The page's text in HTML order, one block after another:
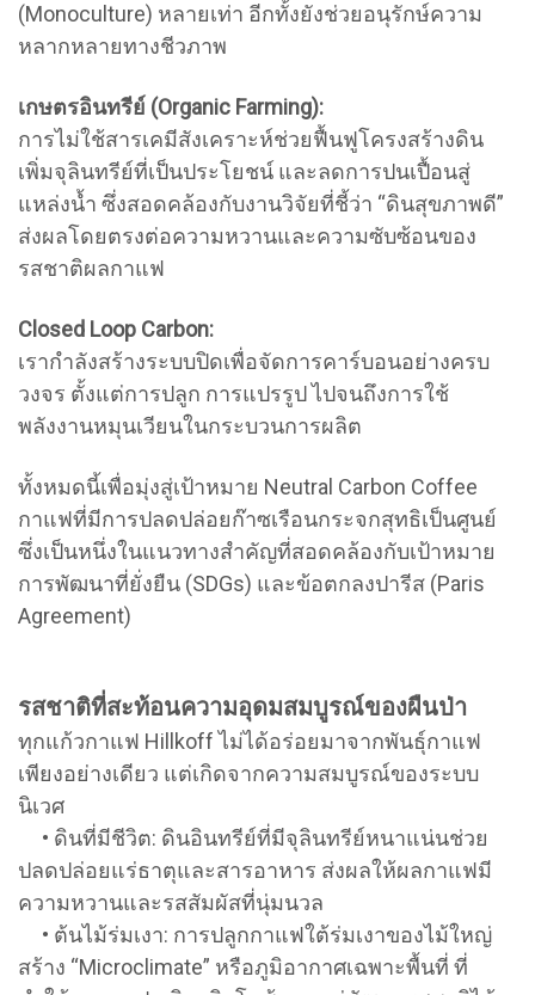
(Monoculture) หลายเท่า อีกทั้งยังช่วยอนุรักษ์ความ
หลากหลายทางชีวภาพ
เกษตรอินทรีย์ (Organic Farming):
การไม่ใช้สารเคมีสังเคราะห์ช่วยฟื้นฟูโครงสร้างดิน
เพิ่มจุลินทรีย์ที่เป็นประโยชน์ และลดการปนเปื้อนสู่
แหล่งน้ำ ซึ่งสอดคล้องกับงานวิจัยที่ชี้ว่า “ดินสุขภาพดี”
ส่งผลโดยตรงต่อความหวานและความซับซ้อนของ
รสชาติผลกาแฟ
Closed Loop Carbon:
เรากำลังสร้างระบบปิดเพื่อจัดการคาร์บอนอย่างครบ
วงจร ตั้งแต่การปลูก การแปรรูป ไปจนถึงการใช้
พลังงานหมุนเวียนในกระบวนการผลิต
ทั้งหมดนี้เพื่อมุ่งสู่เป้าหมาย Neutral Carbon Coffee
กาแฟที่มีการปลดปล่อยก๊าซเรือนกระจกสุทธิเป็นศูนย์
ซึ่งเป็นหนึ่งในแนวทางสำคัญที่สอดคล้องกับเป้าหมาย
การพัฒนาที่ยั่งยืน (SDGs) และข้อตกลงปารีส (Paris
Agreement)
รสชาติที่สะท้อนความอุดมสมบูรณ์ของผืนป่า
ทุกแก้วกาแฟ Hillkoff ไม่ได้อร่อยมาจากพันธุ์กาแฟ
เพียงอย่างเดียว แต่เกิดจากความสมบูรณ์ของระบบ
นิเวศ
• ดินที่มีชีวิต: ดินอินทรีย์ที่มีจุลินทรีย์หนาแน่นช่วย
ปลดปล่อยแร่ธาตุและสารอาหาร ส่งผลให้ผลกาแฟมี
ความหวานและรสสัมผัสที่นุ่มนวล
• ต้นไม้ร่มเงา: การปลูกกาแฟใต้ร่มเงาของไม้ใหญ่
สร้าง “Microclimate” หรือภูมิอากาศเฉพาะพื้นที่ ที่